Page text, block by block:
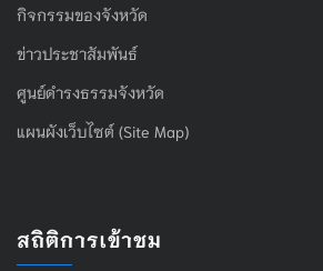
กิจกรรมของจังหวัด
ข่าวประชาสัมพันธ์
ศูนย์ดำรงธรรมจังหวัด
แผนผังเว็บไซต์ (Site Map)
สถิติการเข้าชม